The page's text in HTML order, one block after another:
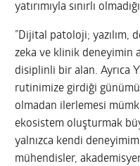
yatırımıyla sınırlı
”Dijital patoloji; yazılım,
zeka ve klinik deneyimin
disiplinli bir alan. Ayrıca
rutinimize girdiği
olmadan ilerlemesi
ekosistem oluşturmak
yalnızca kendi
mühendisler,